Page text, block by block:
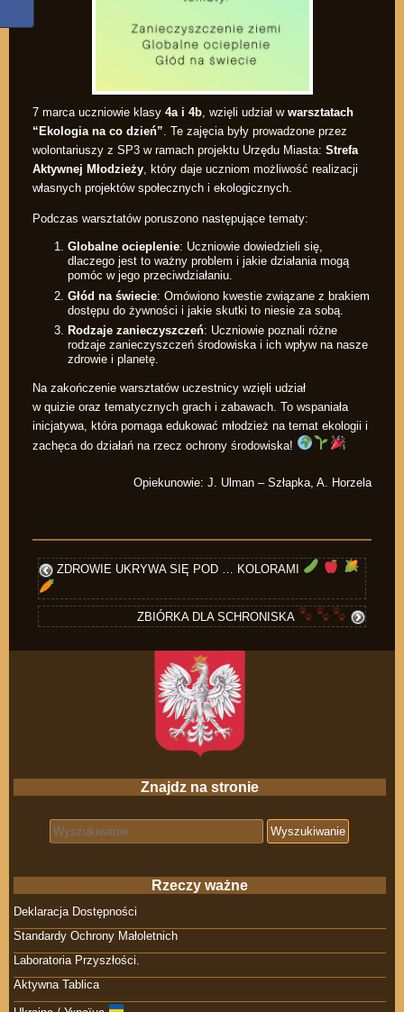
7 marca uczniowie klasy 4a i 4b, wzięli udział wwarsztatach
“Ekologia na co dzień”. Te zajęcia były prowadzone przez
wolontariuszy z SP3 w ramach projektu Urzędu Miasta: Strefa
Aktywnej Młodzieży, który daje uczniom możliwość realizacji
własnych projektów społecznych i ekologicznych.
Podczas warsztatów poruszono następujące tematy:
Globalne ocieplenie: Uczniowie dowiedzieli się,
dlaczego jest to ważny problem i jakie działania mogą
pomóc w jego przeciwdziałaniu.
Głód na świecie: Omówiono kwestie związane z brakiem
dostępu do żywności i jakie skutki to niesie za sobą.
Rodzaje zanieczyszczeń: Uczniowie poznali różne
rodzaje zanieczyszczeń środowiska i ich wpływ na nasze
zdrowie i planetę.
Na zakończenie warsztatów uczestnicy wzięli udział
w quizie oraz tematycznych grach i zabawach. To wspaniała
inicjatywa, która pomaga edukować młodzież na temat ekologii i
zachęca do działań na rzecz ochrony środowiska!
Opiekunowie: J. Ulman – Szłapka, A. Horzela
ZDROWIE UKRYWA SIĘ POD … KOLORAMI
ZBIÓRKA DLA SCHRONISKA
Znajdz na stronie
Search for:
Rzeczy ważne
Deklaracja Dostępności
Standardy Ochrony Małoletnich
Laboratoria Przyszłości.
Aktywna Tablica